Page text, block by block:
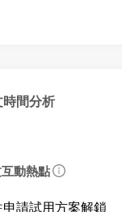
間分析
動熱點
請試用方案解鎖